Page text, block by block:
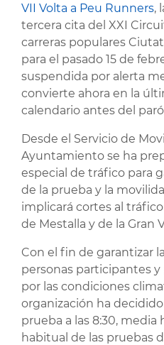
VII Volta a Peu Runners,
tercera cita del XXI
carreras populares
para el pasado 15 de
suspendida por alerta
convierte ahora en la
calendario antes del
Desde el Servicio de
Ayuntamiento se ha
especial de tráfico para
de la prueba y la
implicará cortes al
de Mestalla y de la Gran
Con el fin de garantizar
personas participantes
por las condiciones
organización ha
prueba a las 8:30, media
habitual de las pruebas